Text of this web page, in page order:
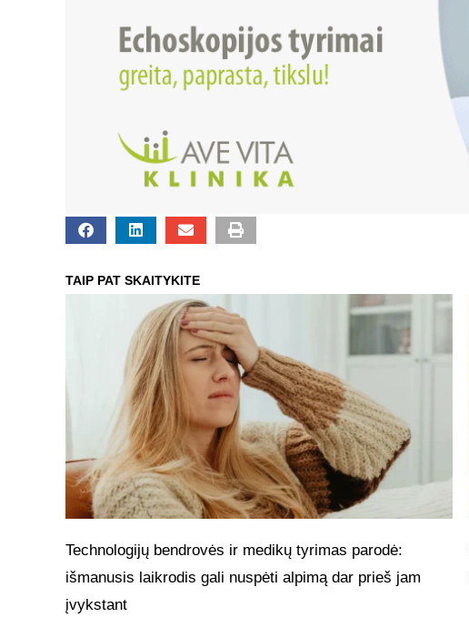
TAIP PAT SKAITYKITE
Technologijų bendrovės ir medikų tyrimas parodė:
išmanusis laikrodis gali nuspėti alpimą dar prieš jam
įvykstant